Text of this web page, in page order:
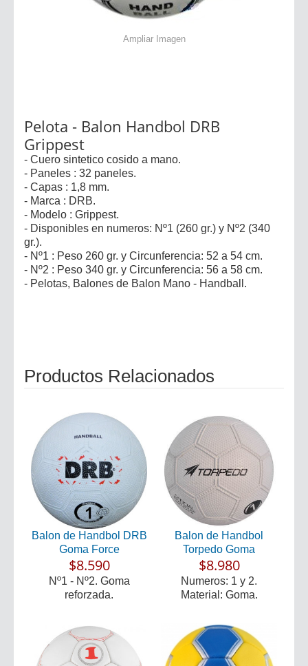
Ampliar Imagen
Pelota - Balon Handbol DRB
Grippest
- Cuero sintetico cosido a mano.
- Paneles : 32 paneles.
- Capas : 1,8 mm.
- Marca : DRB.
- Modelo : Grippest.
- Disponibles en numeros: Nº1 (260 gr.) y Nº2 (340
gr.).
- Nº1 : Peso 260 gr. y Circunferencia: 52 a 54 cm.
- Nº2 : Peso 340 gr. y Circunferencia: 56 a 58 cm.
- Pelotas, Balones de Balon Mano - Handball.
Productos Relacionados
Balon de Handbol DRB
Goma Force
$8.590
Nº1 - Nº2. Goma
reforzada.
Balon de Handbol
Torpedo Goma
$8.980
Numeros: 1 y 2.
Material: Goma.